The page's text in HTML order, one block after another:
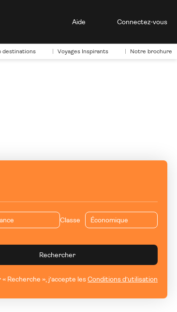
Aide Connectez-vous
destinations Voyages Inspirants Notre brochure
Classe
Rechercher
Recherche », j’accepte lesConditions d’utilisation